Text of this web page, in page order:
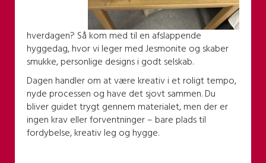
hverdagen? Så kom med til en afslappende
hyggedag, hvor vi leger med Jesmonite og skaber
smukke, personlige designs i godt selskab.
Dagen handler om at være kreativ i et roligt tempo,
nyde processen og have det sjovt sammen. Du
bliver guidet trygt gennem materialet, men der er
ingen krav eller forventninger – bare plads til
fordybelse, kreativ leg og hygge.